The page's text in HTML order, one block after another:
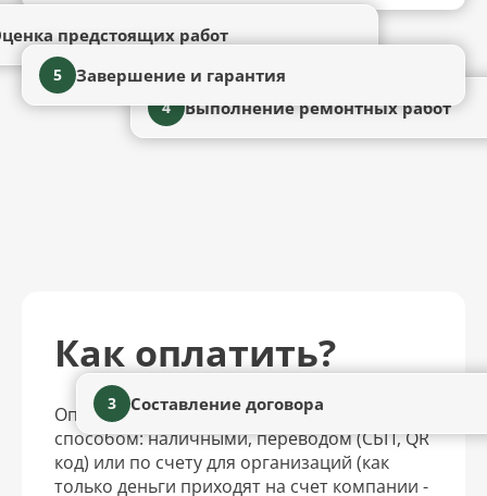
предстоящих работ
3 Составление договора
4 Выполнение ремонтных работ
5 Завершение и гарантия
Как оплатить?
Оплатить услуги можно удобным для вас
способом: наличными, переводом (СБП, QR
код) или по счету для организаций (как
только деньги приходят на счет компании -